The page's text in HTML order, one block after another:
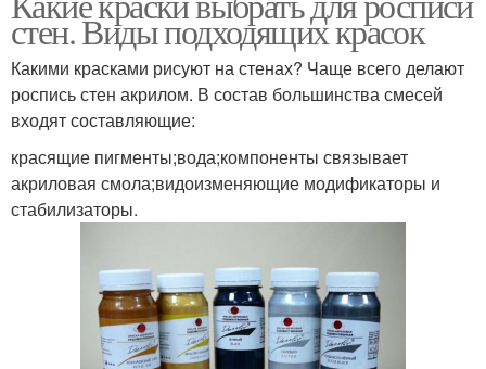
стен. Виды подходящих красок
Какими красками рисуют на стенах? Чаще всего делают
роспись стен акрилом. В состав большинства смесей
входят составляющие:
красящие пигменты;вода;компоненты связывает
акриловая смола;видоизменяющие модификаторы и
стабилизаторы.